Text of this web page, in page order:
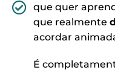
que quer
que realmente
acordar
É